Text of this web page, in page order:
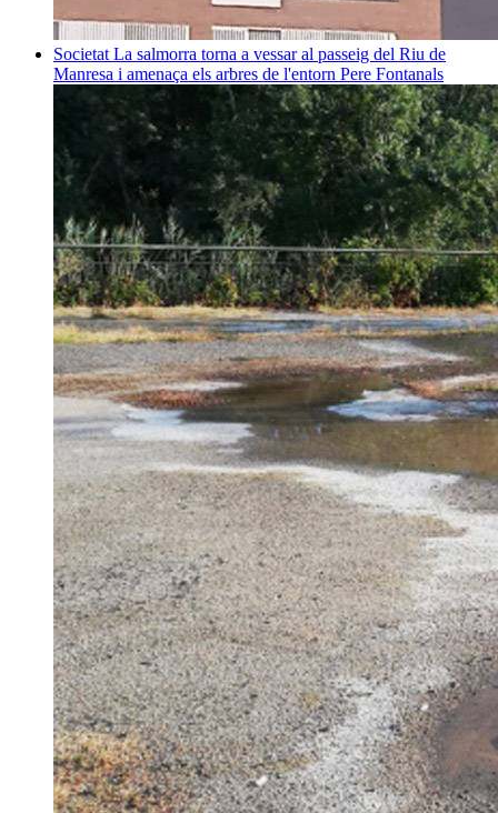
Societat La salmorra torna a vessar al passeig del Riu de
Manresa i amenaça els arbres de l'entorn Pere Fontanals